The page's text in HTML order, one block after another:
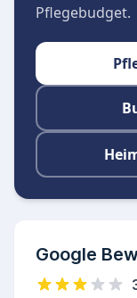
Pflegebudget.
Google